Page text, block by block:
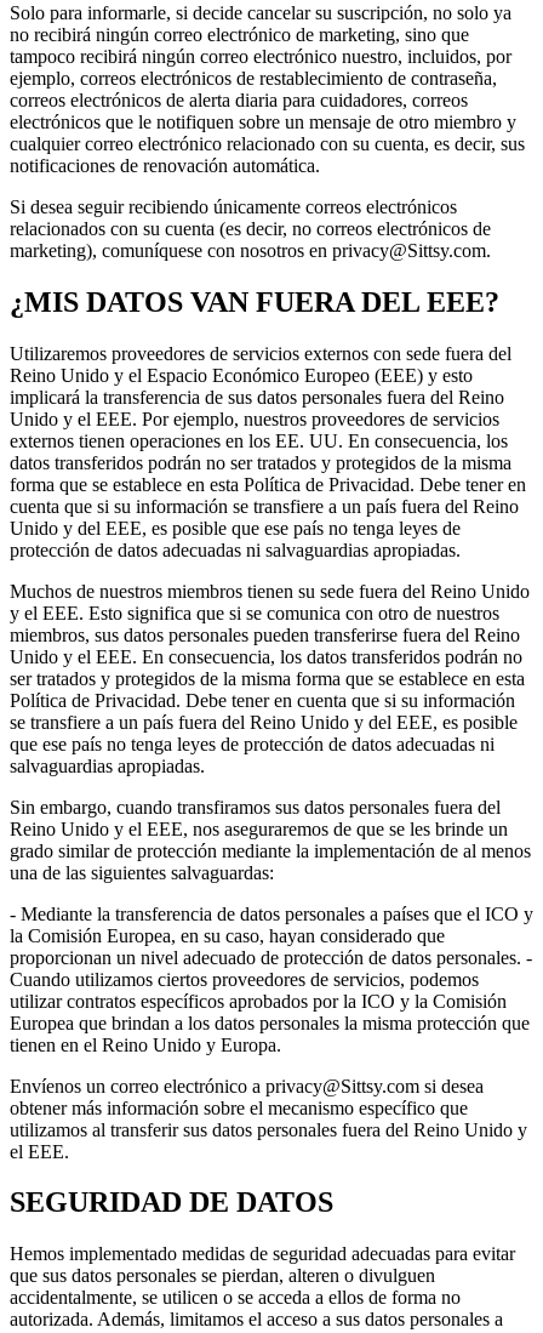
Solo para informarle, si decide cancelar su suscripción, no solo ya
no recibirá ningún correo electrónico de marketing, sino que
tampoco recibirá ningún correo electrónico nuestro, incluidos, por
ejemplo, correos electrónicos de restablecimiento de contraseña,
correos electrónicos de alerta diaria para cuidadores, correos
electrónicos que le notifiquen sobre un mensaje de otro miembro y
cualquier correo electrónico relacionado con su cuenta, es decir, sus
notificaciones de renovación automática.
Si desea seguir recibiendo únicamente correos electrónicos
relacionados con su cuenta (es decir, no correos electrónicos de
marketing), comuníquese con nosotros en privacy@Sittsy.com.
¿MIS DATOS VAN FUERA DEL EEE?
Utilizaremos proveedores de servicios externos con sede fuera del
Reino Unido y el Espacio Económico Europeo (EEE) y esto
implicará la transferencia de sus datos personales fuera del Reino
Unido y el EEE. Por ejemplo, nuestros proveedores de servicios
externos tienen operaciones en los EE. UU. En consecuencia, los
datos transferidos podrán no ser tratados y protegidos de la misma
forma que se establece en esta Política de Privacidad. Debe tener en
cuenta que si su información se transfiere a un país fuera del Reino
Unido y del EEE, es posible que ese país no tenga leyes de
protección de datos adecuadas ni salvaguardias apropiadas.
Muchos de nuestros miembros tienen su sede fuera del Reino Unido
y el EEE. Esto significa que si se comunica con otro de nuestros
miembros, sus datos personales pueden transferirse fuera del Reino
Unido y el EEE. En consecuencia, los datos transferidos podrán no
ser tratados y protegidos de la misma forma que se establece en esta
Política de Privacidad. Debe tener en cuenta que si su información
se transfiere a un país fuera del Reino Unido y del EEE, es posible
que ese país no tenga leyes de protección de datos adecuadas ni
salvaguardias apropiadas.
Sin embargo, cuando transfiramos sus datos personales fuera del
Reino Unido y el EEE, nos aseguraremos de que se les brinde un
grado similar de protección mediante la implementación de al menos
una de las siguientes salvaguardas:
- Mediante la transferencia de datos personales a países que el ICO y
la Comisión Europea, en su caso, hayan considerado que
proporcionan un nivel adecuado de protección de datos personales. -
Cuando utilizamos ciertos proveedores de servicios, podemos
utilizar contratos específicos aprobados por la ICO y la Comisión
Europea que brindan a los datos personales la misma protección que
tienen en el Reino Unido y Europa.
Envíenos un correo electrónico a privacy@Sittsy.com si desea
obtener más información sobre el mecanismo específico que
utilizamos al transferir sus datos personales fuera del Reino Unido y
el EEE.
SEGURIDAD DE DATOS
Hemos implementado medidas de seguridad adecuadas para evitar
que sus datos personales se pierdan, alteren o divulguen
accidentalmente, se utilicen o se acceda a ellos de forma no
autorizada. Además, limitamos el acceso a sus datos personales a